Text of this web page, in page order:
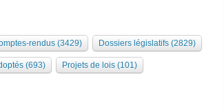
rendus (3429) Dossiers législatifs (2829)
(693) Projets de lois (101)